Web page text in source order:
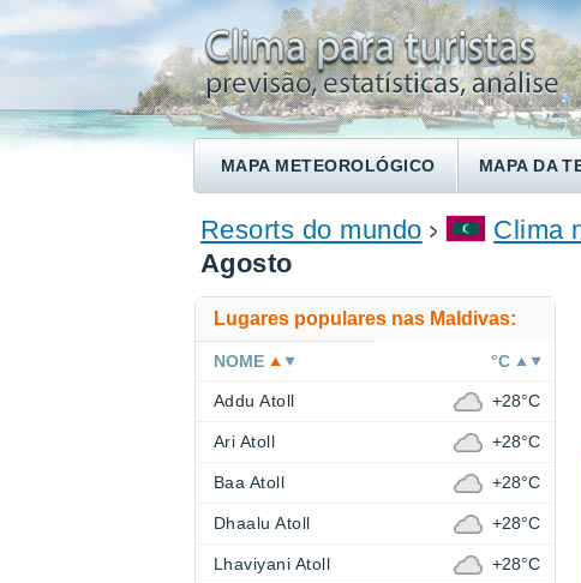
MAPA METEOROLÓGICO MAPA DA
ENCONTRE UM HOTEL
Resorts do mundo Clima
Agosto
Lugares populares nas Maldivas:
NOME °C
Addu Atoll +28°C
Ari Atoll +28°C
Baa Atoll +28°C
Dhaalu Atoll +28°C
Lhaviyani Atoll +28°C